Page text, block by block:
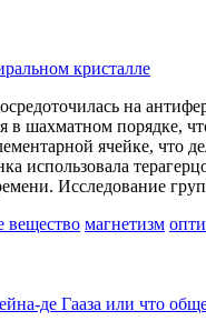
кристалле
на
шахматном порядке,
ячейке, что
использовала
Исследование
вещество магнетизм
де Гааза или что